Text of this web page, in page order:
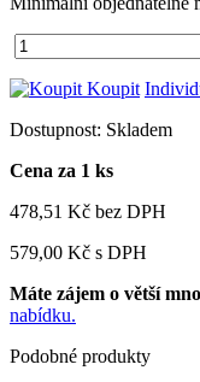
Koupit
Dostupnost: Skladem
Cena za 1 ks
478,51 Kč bez DPH
579,00 Kč s DPH
Máte zájem o větší
nabídku.
Podobné produkty